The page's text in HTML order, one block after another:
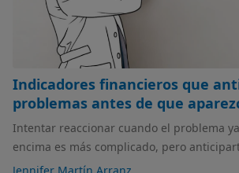
Indicadores financieros que
problemas antes de que
cuenta bancaria
Intentar reaccionar cuando el problema
encima es más complicado, pero
alertas de tu cuenta bancaria, ¡es posible!